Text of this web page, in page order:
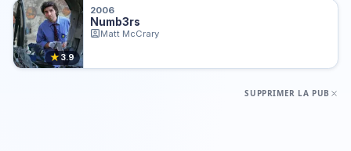
★3.9
2006
Numb3rs
Matt McCrary
SUPPRIMER LA PUB